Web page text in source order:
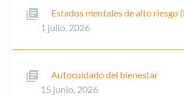
Estados mentales de alto riesgo
1 julio, 2026
Autocuidado del bienestar
15 junio, 2026